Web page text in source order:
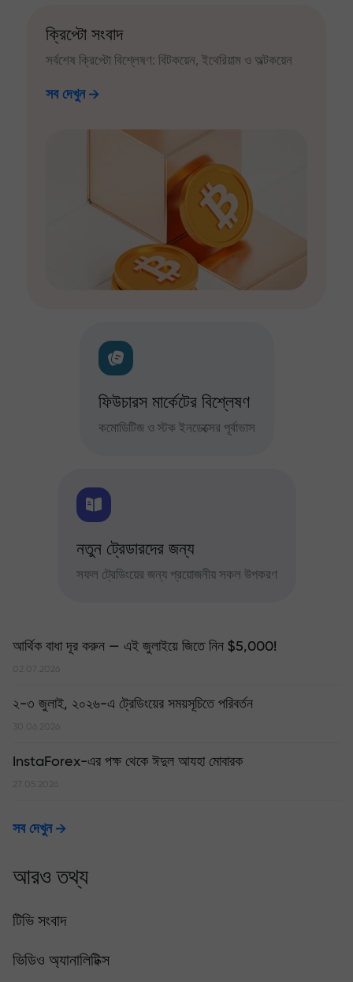
ক্রিপ্টো সংবাদ
সর্বশেষ ক্রিপ্টো বিশ্লেষণ: বিটকয়েন, ইথেরিয়াম ও অল্টকয়েন
সব দেখুন
ফিউচারস মার্কেটের বিশ্লেষণ
কমোডিটিজ ও স্টক ইনডেক্সের পূর্বাভাস
নতুন ট্রেডারদের জন্য
সফল ট্রেডিংয়ের জন্য প্রয়োজনীয় সকল উপকরণ
আর্থিক বাধা দূর করুন — এই জুলাইয়ে জিতে নিন $5,000!
02.07.2026
২-৩ জুলাই, ২০২৬-এ ট্রেডিংয়ের সময়সূচিতে পরিবর্তন
30.06.2026
InstaForex-এর পক্ষ থেকে ঈদুল আযহা মোবারক
27.05.2026
সব দেখুন
আরও তথ্য
টিভি সংবাদ
ভিডিও অ্যানালিটিক্স